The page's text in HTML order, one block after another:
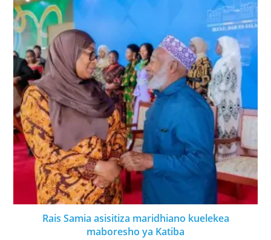
Rais Samia asisitiza maridhiano kuelekea
maboresho ya Katiba